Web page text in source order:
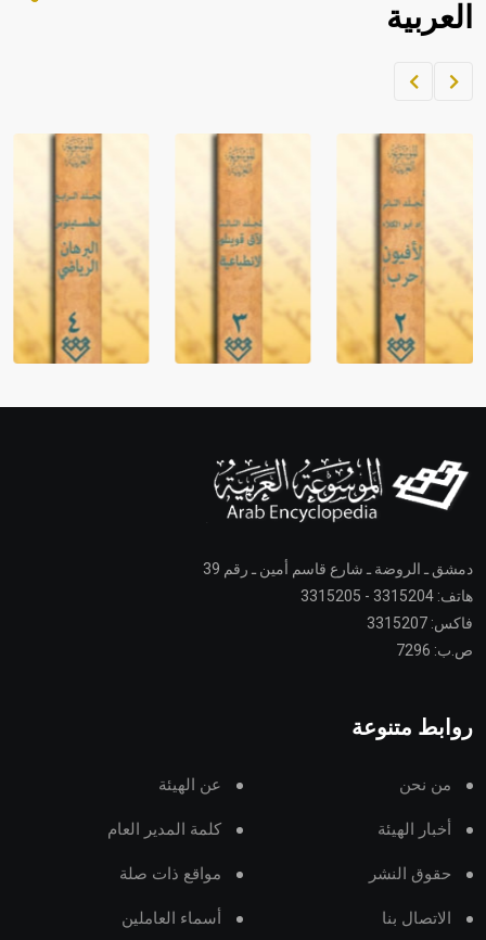
العربية
دمشق ـ الروضة ـ شارع قاسم أمين ـ رقم 39
هاتف: 3315204 - 3315205
فاكس: 3315207
ص.ب: 7296
روابط متنوعة
من نحن عن الهيئة
أخبار الهيئة كلمة المدير العام
حقوق النشر مواقع ذات صلة
الاتصال بنا أسماء العاملين